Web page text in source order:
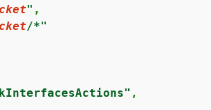
" ,
/*"
,